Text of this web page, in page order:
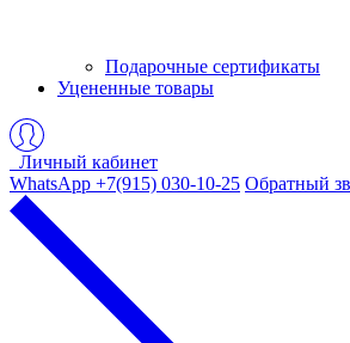
Подарочные сертификаты
Уцененные товары
Личный кабинет
WhatsApp +7(915) 030-10-25 Обратный